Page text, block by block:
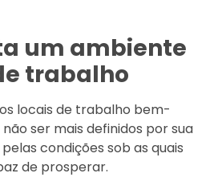
um ambiente
trabalho
locais de trabalho bem-
ser mais definidos por sua
condições sob as quais
de prosperar.